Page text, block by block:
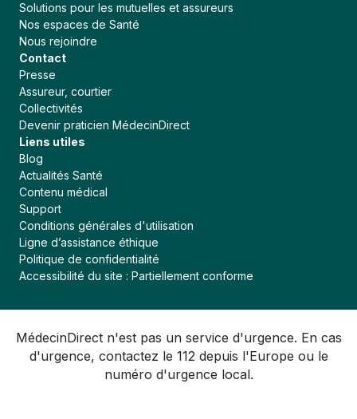
Solutions pour les mutuelles et assureurs
Nos espaces de Santé
Nous rejoindre
Contact
Presse
Assureur, courtier
Collectivités
Devenir praticien MédecinDirect
Liens utiles
Blog
Actualités Santé
Contenu médical
Support
Conditions générales d'utilisation
Ligne d’assistance éthique
Politique de confidentialité
Accessibilité du site : Partiellement conforme
MédecinDirect n'est pas un service d'urgence. En cas
d'urgence, contactez le 112 depuis l'Europe ou le
numéro d'urgence local.